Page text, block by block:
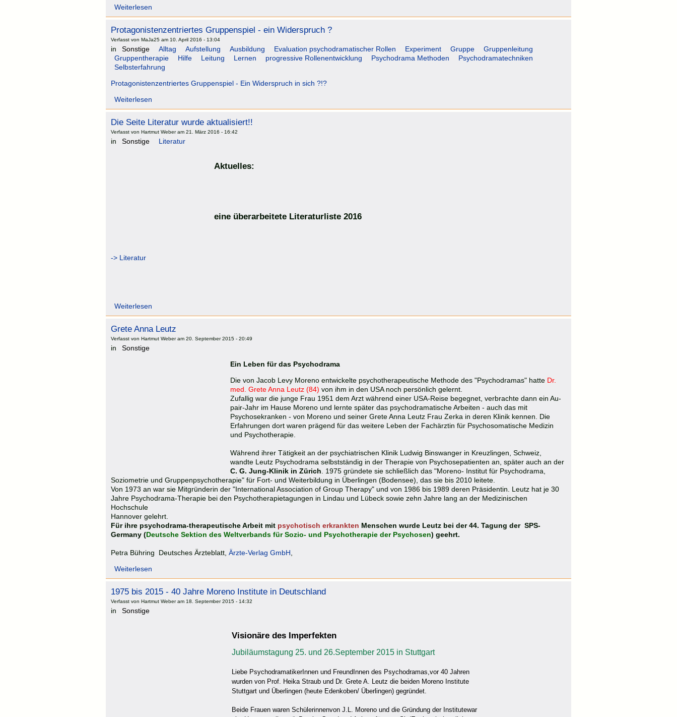
Weiterlesen
Protagonistenzentriertes Gruppenspiel - ein Widerspruch ?
Verfasst von MaJa25 am 10. April 2016 - 13:04
in Sonstige Alltag Aufstellung Ausbildung Evaluation psychodramatischer Rollen Experiment Gruppe
Gruppenleitung
Gruppentherapie
Hilfe Leitung Lernen progressive Rollenentwicklung Psychodrama Methoden
Psychodramatechniken
Selbsterfahrung
Protagonistenzentriertes Gruppenspiel - Ein Widerspruch in sich ?!?
Weiterlesen
Die Seite Literatur wurde aktualisiert!!
Verfasst von Hartmut Weber am 21. März 2016 - 16:42
in Sonstige Literatur
Aktuelles:
eine überarbeitete Literaturliste 2016
-> Literatur
Weiterlesen
Grete Anna Leutz
Verfasst von Hartmut Weber am 20. September 2015 - 20:49
in
Sonstige
Ein Leben für das Psychodrama
Die von Jacob Levy Moreno entwickelte psychotherapeutische Methode des "Psychodramas" hatte Dr.
med. Grete Anna Leutz (84) von ihm in den USA noch persönlich gelernt.
Zufallig war die junge Frau 1951 dem Arzt während einer USA-Reise begegnet, verbrachte dann ein Au-
pair-Jahr im Hause Moreno und lernte später das psychodramatische Arbeiten - auch das mit
Psychosekranken - von Moreno und seiner Grete Anna Leutz Frau Zerka in deren Klinik kennen. Die
Erfahrungen dort waren prägend für das weitere Leben der Fachärztin für Psychosomatische Medizin
und Psychotherapie.
Während ihrer Tätigkeit an der psychiatrischen Klinik Ludwig Binswanger in Kreuzlingen, Schweiz,
wandte Leutz Psychodrama selbstständig in der Therapie von Psychosepatienten an, später auch an der
C. G. Jung-Klinik in Zürich . 1975 gründete sie schließlich das "Moreno- Institut für Psychodrama,
Soziometrie und Gruppenpsychotherapie" für Fort- und Weiterbildung in Überlingen (Bodensee), das sie bis 2010 leitete.
Von 1973 an war sie Mitgründerin der "International Association of Group Therapy" und von 1986 bis 1989 deren Präsidentin. Leutz hat je 30
Jahre Psychodrama-Therapie bei den Psychotherapietagungen in Lindau und Lübeck sowie zehn Jahre lang an der Medizinischen
Hochschule
Hannover gelehrt.
Für ihre psychodrama-therapeutische Arbeit mit psychotisch erkrankten Menschen wurde Leutz bei der 44. Tagung der SPS-
Germany (Deutsche Sektion des Weltverbands für Sozio- und Psychotherapie der Psychosen) geehrt.
Petra Bühring Deutsches Ärzteblatt, Ärzte-Verlag GmbH
Weiterlesen
1975 bis 2015 - 40 Jahre Moreno Institute in Deutschland
Verfasst von Hartmut Weber am 18. September 2015 - 14:32
in Sonstige
Visionäre des Imperfekten
Jubiläumstagung 25. und 26.September 2015 in Stuttgart
Liebe PsychodramatikerInnen und FreundInnen des Psychodramas,vor 40 Jahren
wurden von Prof. Heika Straub und Dr. Grete A. Leutz die beiden Moreno Institute
Stuttgart und Überlingen (heute Edenkoben/ Überlingen) gegründet.
Beide Frauen waren Schülerinnenvon J.L. Moreno und die Gründung der Institutewar